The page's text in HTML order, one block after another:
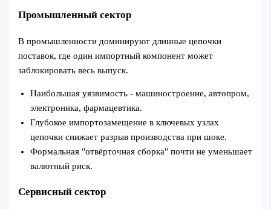
Промышленный сектор
В промышленности доминируют длинные цепочки
поставок, где один импортный компонент может
заблокировать весь выпуск.
Наибольшая уязвимость - машиностроение, автопром,
электроника, фармацевтика.
Глубокое импортозамещение в ключевых узлах
цепочки снижает разрыв производства при шоке.
Формальная "отвёрточная сборка" почти не уменьшает
валютный риск.
Сервисный сектор